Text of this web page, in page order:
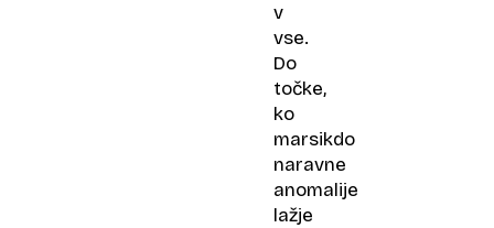
v
vse.
Do
točke,
ko
marsikdo
naravne
anomalije
lažje